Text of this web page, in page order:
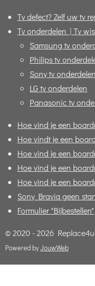
Tv defect? Zelf uw tv
Tv onderdelen | Tv
Samsung tv
Philips tv
Sony tv onderdelen
LG tv onderdelen
Panasonic tv
Hoe vind je een
Hoe vindt je een
Hoe vind je een
Hoe vind je een
Hoe vind je een
Sony Bravia geen
Formulier "Bijbestellen"
© 2020 - 2026
Powered byJouwWeb